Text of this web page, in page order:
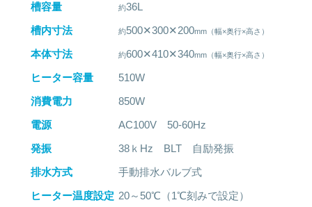
槽容量
36L
槽内寸法
500✕300✕200
本体寸法
600✕410✕340
ヒーター容量
510W
消費電力
850W
電源
AC100V 50-60Hz
発振
38ｋHz BLT 自励発振
排水方式
手動排水バルブ式
ヒーター温度設定 20～50℃（1℃刻みで設定）